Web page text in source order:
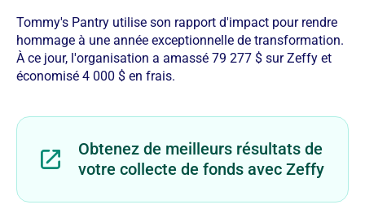
Tommy's Pantry utilise son rapport d'impact pour rendre
hommage à une année exceptionnelle de transformation.
À ce jour, l'organisation a amassé 79 277 $ sur Zeffy et
économisé 4 000 $ en frais.
Obtenez de meilleurs résultats de
votre collecte de fonds avec Zeffy